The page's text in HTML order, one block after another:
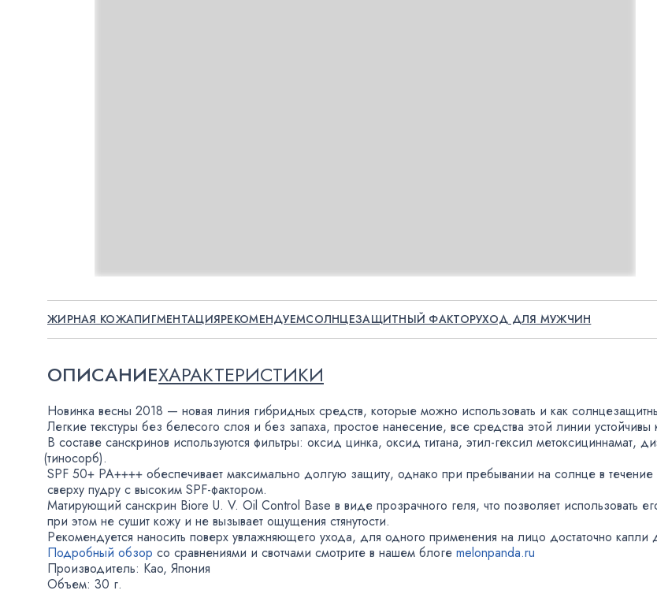
ЖИРНАЯ КОЖАПИГМЕНТАЦИЯРЕКОМЕНДУЕМСОЛНЦЕЗАЩИТНЫЙ ФАКТОРУХОД ДЛЯ МУЖЧИН
ОПИСАНИЕХАРАКТЕРИСТИКИ
Новинка весны 2018 — новая линия гибридных средств, которые можно использовать и как
Легкие текстуры без белесого слоя и без запаха, простое нанесение, все средства этой линии устойчивы
В составе санскринов используются фильтры: оксид цинка, оксид титана, этил-гексил метоксициннамат,
(тиносорб).
SPF 50+ PA++++ обеспечивает максимально долгую защиту, однако при пребывании на солнце в
сверху пудру с высоким SPF-фактором.
Матирующий санскрин Biore U. V. Oil Control Base в виде прозрачного геля, что позволяет использовать
при этом не сушит кожу и не вызывает ощущения стянутости.
Рекомендуется наносить поверх увлажняющего ухода, для одного применения на лицо достаточно
Подробный обзор со сравнениями и свотчами смотрите в нашем блоге melonpanda.ru
Производитель: Kao, Япония
Объем: 30 г.